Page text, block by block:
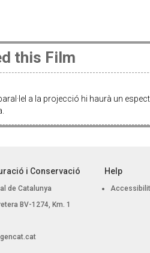
this Film
a la projecció hi haurà un
i Conservació
de Catalunya
BV-1274, Km. 1
Help